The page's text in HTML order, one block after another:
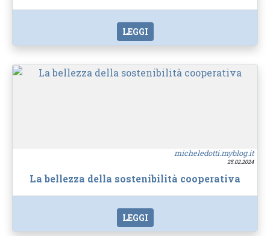
LEGGI
micheledotti.myblog.it
25.02.2024
La bellezza della sostenibilità cooperativa
LEGGI